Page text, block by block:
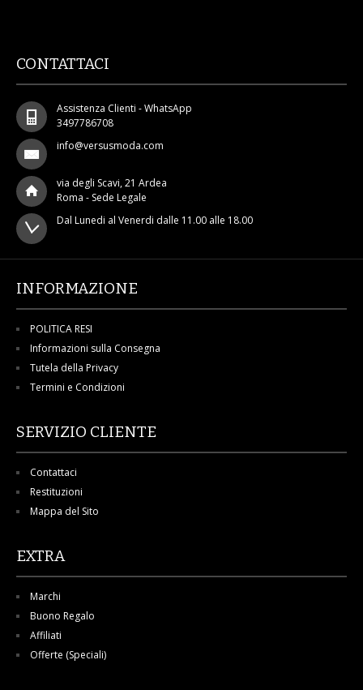
CONTATTACI
Assistenza Clienti - WhatsApp
3497786708
info@versusmoda.com
via degli Scavi, 21 Ardea
Roma - Sede Legale
Dal Lunedi al Venerdi dalle 11.00 alle 18.00
INFORMAZIONE
POLITICA RESI
Informazioni sulla Consegna
Tutela della Privacy
Termini e Condizioni
SERVIZIO CLIENTE
Contattaci
Restituzioni
Mappa del Sito
EXTRA
Marchi
Buono Regalo
Affiliati
Offerte (Speciali)